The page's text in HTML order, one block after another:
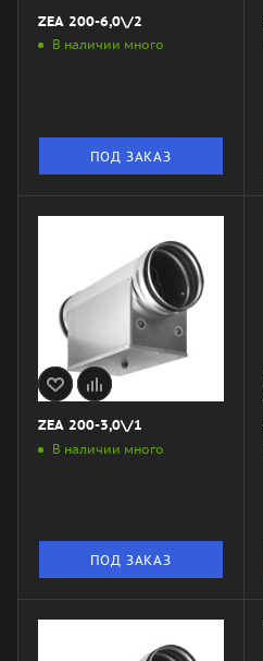
ZEA 200-6,0\/2
В наличии много
ПОД ЗАКАЗ
ZEA 200-3,0\/1
В наличии много
ПОД ЗАКАЗ